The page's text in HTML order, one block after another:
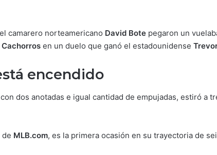
camarero norteamericano David Bote pegaron un
Cachorros en un duelo que ganó el estadounidense
encendido
dos anotadas e igual cantidad de empujadas, estiró a
de MLB.com, es la primera ocasión en su trayectoria de